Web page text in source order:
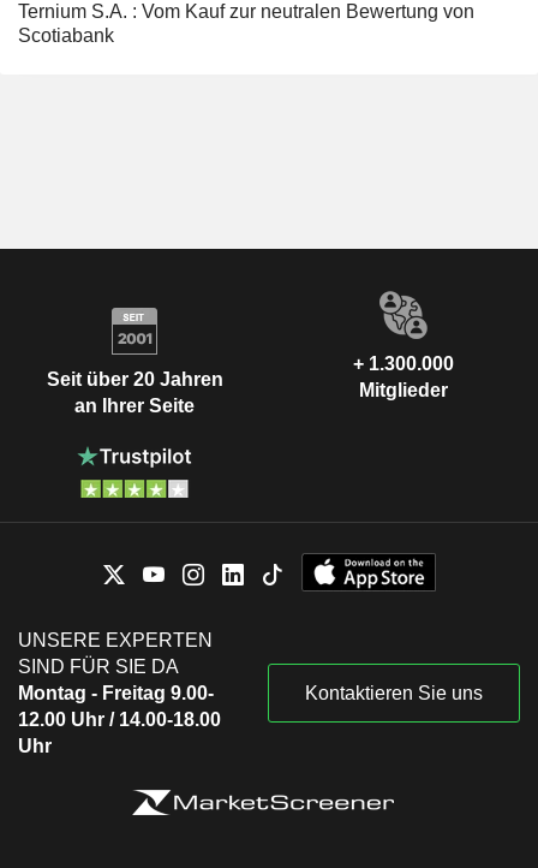
Ternium S.A. : Vom Kauf zur neutralen Bewertung von
Scotiabank
Seit über 20 Jahren
an Ihrer Seite
+ 1.300.000
Mitglieder
UNSERE EXPERTEN
SIND FÜR SIE DA
Montag - Freitag 9.00-
12.00 Uhr / 14.00-18.00
Uhr
Kontaktieren Sie uns